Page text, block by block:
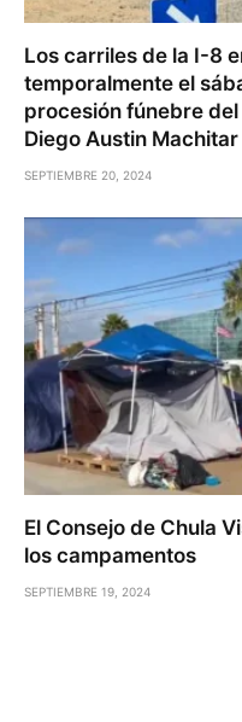
Los carriles de la I-8
temporalmente el
procesión fúnebre
Diego Austin Machitar
SEPTIEMBRE 20, 2024
El Consejo de Chula
los campamentos
SEPTIEMBRE 19, 2024